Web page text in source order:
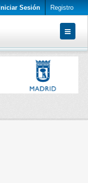
Iniciar Sesión Registro